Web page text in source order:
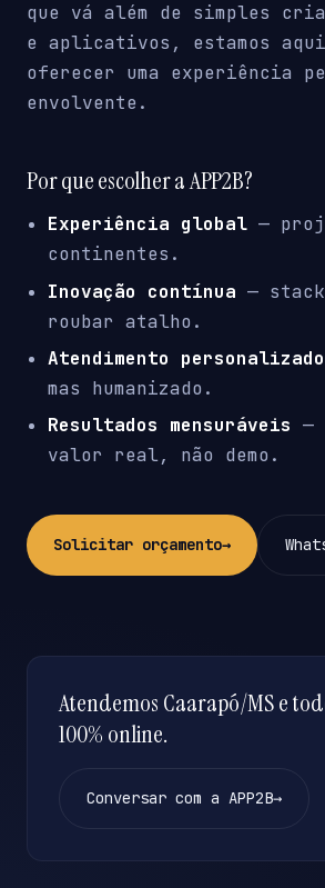
que vá além de simples
e aplicativos, estamos
oferecer uma experiência
envolvente.
Por que escolher a APP2B?
Experiência global —
continentes.
Inovação contínua — stack
roubar atalho.
Atendimento personalizado
mas humanizado.
Resultados mensuráveis —
valor real, não demo.
Solicitar orçamento→
Atendemos Caarapó/MS e
100% online.
Conversar com a APP2B→